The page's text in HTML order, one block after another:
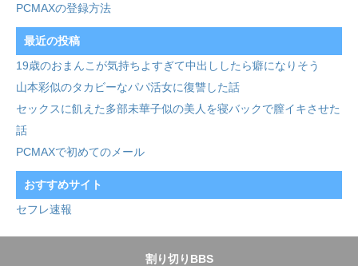
PCMAXの登録方法
最近の投稿
19歳のおまんこが気持ちよすぎて中出ししたら癖になりそう
山本彩似のタカビーなパパ活女に復讐した話
セックスに飢えた多部未華子似の美人を寝バックで膣イキさせた
話
PCMAXで初めてのメール
おすすめサイト
セフレ速報
割り切りBBS